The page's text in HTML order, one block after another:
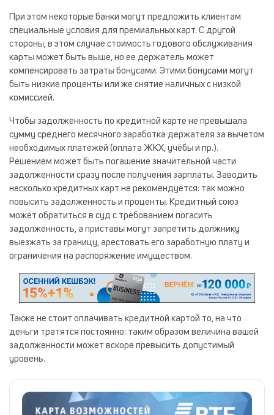
При этом некоторые банки могут предложить клиентам
специальные условия для премиальных карт. С другой
стороны, в этом случае стоимость годового обслуживания
карты может быть выше, но ее держатель может
компенсировать затраты бонусами. Этими бонусами могут
быть низкие проценты или же снятие наличных с низкой
комиссией.
Чтобы задолженность по кредитной карте не превышала
сумму среднего месячного заработка держателя за вычетом
необходимых платежей (оплата ЖКХ, учёбы и пр.).
Решением может быть погашение значительной части
задолженности сразу после получения зарплаты. Заводить
несколько кредитных карт не рекомендуется: так можно
повысить задолженность и проценты. Кредитный союз
может обратиться в суд с требованием погасить
задолженность, а приставы могут запретить должнику
выезжать за границу, арестовать его заработную плату и
ограничения на распоряжение имуществом.
Также не стоит оплачивать кредитной картой то, на что
деньги тратятся постоянно: таким образом величина вашей
задолженности может вскоре превысить допустимый
уровень.